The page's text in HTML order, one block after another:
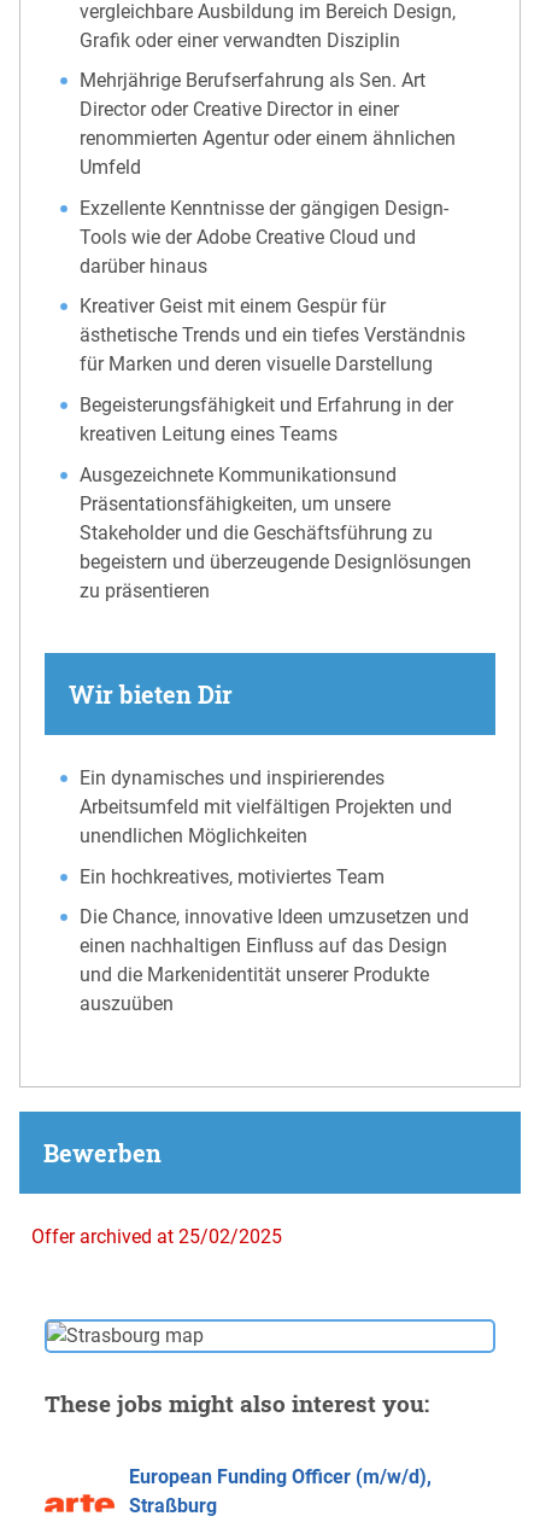
vergleichbare Ausbildung im Bereich Design,
Grafik oder einer verwandten Disziplin
Mehrjährige Berufserfahrung als Sen. Art
Director oder Creative Director in einer
renommierten Agentur oder einem ähnlichen
Umfeld
Exzellente Kenntnisse der gängigen Design-
Tools wie der Adobe Creative Cloud und
darüber hinaus
Kreativer Geist mit einem Gespür für
ästhetische Trends und ein tiefes Verständnis
für Marken und deren visuelle Darstellung
Begeisterungsfähigkeit und Erfahrung in der
kreativen Leitung eines Teams
Ausgezeichnete Kommunikationsund
Präsentationsfähigkeiten, um unsere
Stakeholder und die Geschäftsführung zu
begeistern und überzeugende Designlösungen
zu präsentieren
Wir bieten Dir
Ein dynamisches und inspirierendes
Arbeitsumfeld mit vielfältigen Projekten und
unendlichen Möglichkeiten
Ein hochkreatives, motiviertes Team
Die Chance, innovative Ideen umzusetzen und
einen nachhaltigen Einfluss auf das Design
und die Markenidentität unserer Produkte
auszuüben
Bewerben
Offer archived at 25/02/2025
These jobs might also interest you:
European Funding Officer (m/w/d),
Straßburg